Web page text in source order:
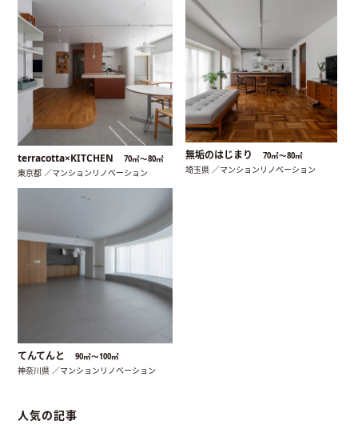
terracotta×KITCHEN 70㎡〜80㎡
東京都 ／マンションリノベーション
無垢のはじまり 70㎡〜80㎡
埼玉県 ／マンションリノベーション
てんてんと 90㎡〜100㎡
神奈川県 ／マンションリノベーション
人気の記事